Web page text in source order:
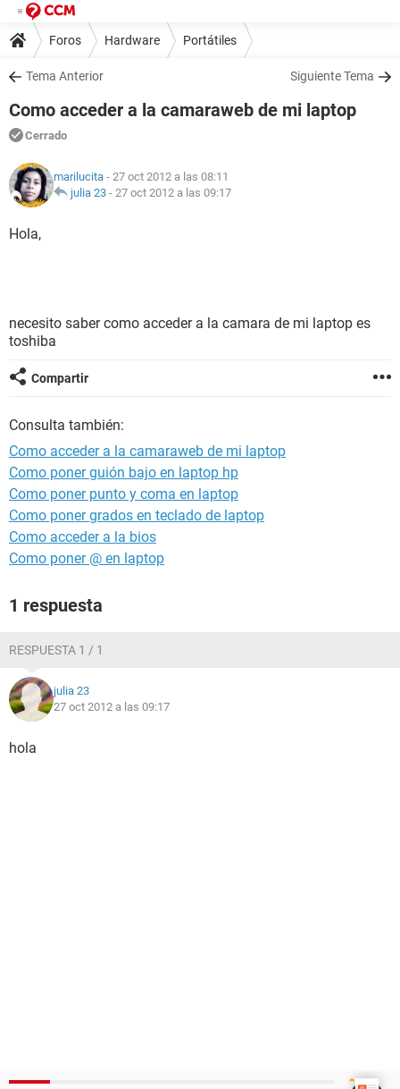
Foros Hardware Portátiles
Tema Anterior Siguiente Tema
Como acceder a la camaraweb de mi laptop
Cerrado
marilucita - 27 oct 2012 a las 08:11
julia 23 - 27 oct 2012 a las 09:17
Hola,
necesito saber como acceder a la camara de mi laptop es
toshiba
Compartir
Consulta también:
Como acceder a la camaraweb de mi laptop
Como poner guión bajo en laptop hp
Como poner punto y coma en laptop
Como poner grados en teclado de laptop
Como acceder a la bios
Como poner @ en laptop
1 respuesta
RESPUESTA 1 / 1
julia 23
27 oct 2012 a las 09:17
hola